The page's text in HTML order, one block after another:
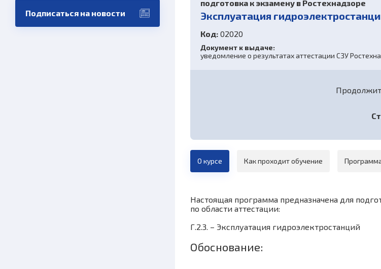
Подписаться на новости
подготовка к экзамену в Ростехнадзоре
Эксплуатация
Код: 02020
Документ к выдаче:
уведомление о результатах аттестации СЗУ
О курсе Как проходит обучение
Настоящая программа предназначена для
по области аттестации:
Г.2.3. – Эксплуатация гидроэлектростанций
Обоснование: